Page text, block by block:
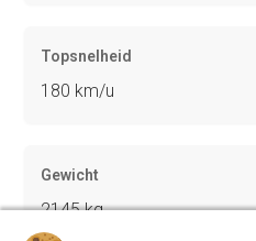
Topsnelheid
180 km/u
Gewicht
2145 kg